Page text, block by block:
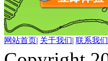
网站首页| 关于我们| 联系我们